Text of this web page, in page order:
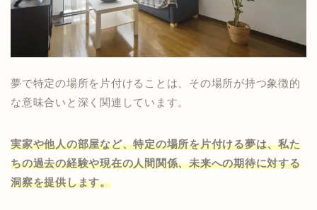
夢で特定の場所を片付けることは、その場所が持つ象徴的
な意味合いと深く関連しています。
実家や他人の部屋など、特定の場所を片付ける夢は、私た
ちの過去の経験や現在の人間関係、未来への期待に対する
洞察を提供します。